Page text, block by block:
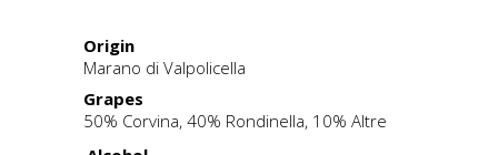
Origin
Marano di Valpolicella
Grapes
50% Corvina, 40% Rondinella, 10% Altre